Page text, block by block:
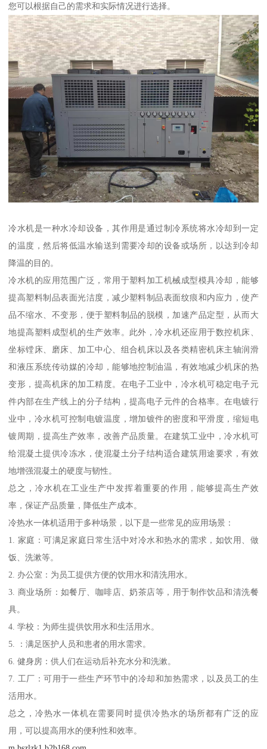
您可以根据自己的需求和实际情况进行选择。
冷水机是一种水冷却设备，其作用是通过制冷系统将水冷却到一定
的温度，然后将低温水输送到需要冷却的设备或场所，以达到冷却
降温的目的。
冷水机的应用范围广泛，常用于塑料加工机械成型模具冷却，能够
提高塑料制品表面光洁度，减少塑料制品表面纹痕和内应力，使产
品不缩水、不变形，便于塑料制品的脱模，加速产品定型，从而大
地提高塑料成型机的生产效率。此外，冷水机还应用于数控机床、
坐标镗床、磨床、加工中心、组合机床以及各类精密机床主轴润滑
和液压系统传动媒的冷却，能够地控制油温，有效地减少机床的热
变形，提高机床的加工精度。在电子工业中，冷水机可稳定电子元
件内部在生产线上的分子结构，提高电子元件的合格率。在电镀行
业中，冷水机可控制电镀温度，增加镀件的密度和平滑度，缩短电
镀周期，提高生产效率，改善产品质量。在建筑工业中，冷水机可
给混凝土提供冷冻水，使混凝土分子结构适合建筑用途要求，有效
地增强混凝土的硬度与韧性。
总之，冷水机在工业生产中发挥着重要的作用，能够提高生产效
率，保证产品质量，降低生产成本。
冷热水一体机适用于多种场景，以下是一些常见的应用场景：
1. 家庭：可满足家庭日常生活中对冷水和热水的需求，如饮用、做
饭、洗漱等。
2. 办公室：为员工提供方便的饮用水和清洗用水。
3. 商业场所：如餐厅、咖啡店、奶茶店等，用于制作饮品和清洗餐
具。
4. 学校：为师生提供饮用水和生活用水。
5. ：满足医护人员和患者的用水需求。
6. 健身房：供人们在运动后补充水分和洗漱。
7. 工厂：可用于一些生产环节中的冷却和加热需求，以及员工的生
活用水。
总之，冷热水一体机在需要同时提供冷热水的场所都有广泛的应
用，可以提高用水的便利性和效率。